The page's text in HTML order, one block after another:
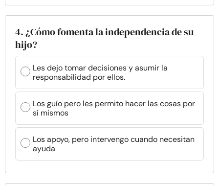
4. ¿Cómo fomenta la independencia de su
hijo?
Les dejo tomar decisiones y asumir la
responsabilidad por ellos.
Los guío pero les permito hacer las cosas por
sí mismos
Los apoyo, pero intervengo cuando necesitan
ayuda